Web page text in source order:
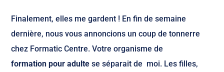
Finalement, elles me gardent ! En fin de semaine
dernière, nous vous annoncions un coup de tonnerre
chez Formatic Centre. Votre organisme de
formation pour adultese séparait de moi. Les filles,